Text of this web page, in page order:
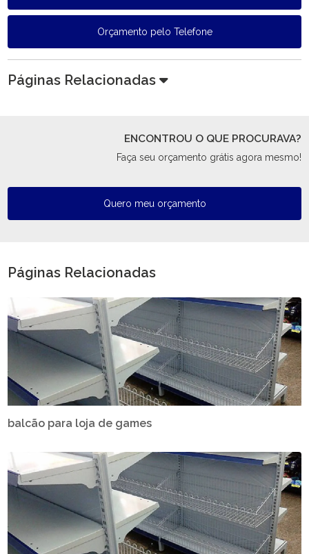
Orçamento pelo Telefone
Páginas Relacionadas
ENCONTROU O QUE PROCURAVA?
Faça seu orçamento grátis agora mesmo!
Quero meu orçamento
Páginas Relacionadas
balcão para loja de games